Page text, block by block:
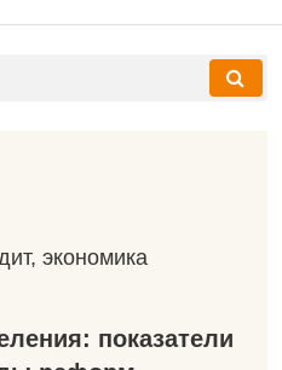
экономика
показатели